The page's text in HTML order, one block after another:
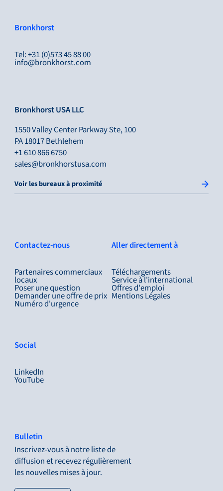
Bronkhorst
Tel: +31 (0)573 45 88 00
info@bronkhorst.com
Bronkhorst USA LLC
1550 Valley Center Parkway Ste, 100
PA 18017 Bethlehem
+1 610 866 6750
sales@bronkhorstusa.com
Voir les bureaux à proximité
Contactez-nous
Partenaires commerciaux
locaux
Poser une question
Demander une offre de prix
Numéro d'urgence
Aller directement à
Téléchargements
Service à l'international
Offres d'emploi
Mentions Légales
Social
LinkedIn
YouTube
Bulletin
Inscrivez-vous à notre liste de
diffusion et recevez régulièrement
les nouvelles mises à jour.